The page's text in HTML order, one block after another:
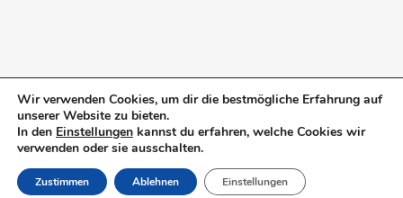
S
c
h
Wir verwenden Cookies, um dir die bestmögliche Erfahrung auf
unserer Website zu bieten.
In den Einstellungen kannst du erfahren, welche Cookies wir
verwenden oder sie ausschalten.
Zustimmen Ablehnen Einstellungen